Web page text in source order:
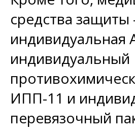
средства защиты
индивидуальная
индивидуальный
ИПП-11 и
перевязочный